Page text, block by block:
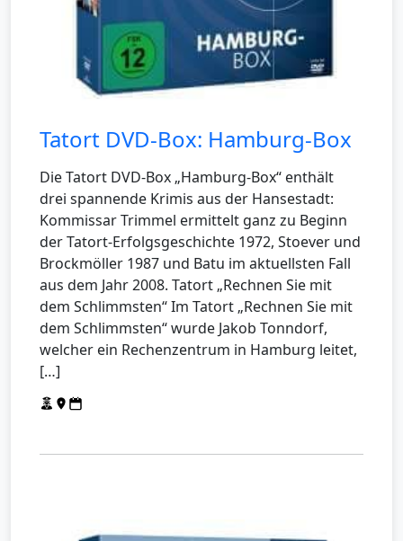
Tatort DVD-Box: Hamburg-Box
Die Tatort DVD-Box „Hamburg-Box“ enthält
drei spannende Krimis aus der Hansestadt:
Kommissar Trimmel ermittelt ganz zu Beginn
der Tatort-Erfolgsgeschichte 1972, Stoever und
Brockmöller 1987 und Batu im aktuellsten Fall
aus dem Jahr 2008. Tatort „Rechnen Sie mit
dem Schlimmsten“ Im Tatort „Rechnen Sie mit
dem Schlimmsten“ wurde Jakob Tonndorf,
welcher ein Rechenzentrum in Hamburg leitet,
[…]